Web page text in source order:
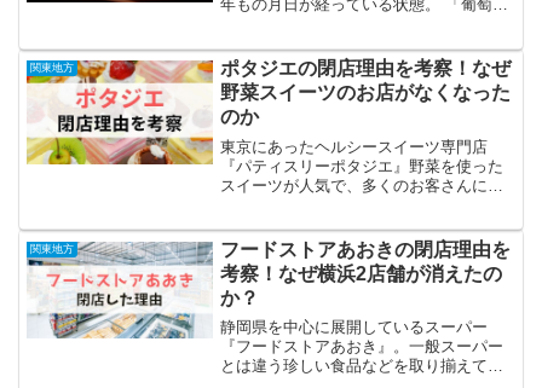
年もの月日が経っている状態。 「葡萄屋
といった疑問を持つ人も多いはず。当サ
イトが調...
関東地方
ポタジエの閉店理由を考察！なぜ
野菜スイーツのお店がなくなった
のか
東京にあったヘルシースイーツ専門店
『パティスリーポタジエ』野菜を使った
スイーツが人気で、多くのお客さんに愛
了」と公式ブログから閉店の告知が発表
されました。この情報を...
関東地方
フードストアあおきの閉店理由を
考察！なぜ横浜2店舗が消えたの
か？
静岡県を中心に展開しているスーパー
『フードストアあおき』。一般スーパー
とは違う珍しい食品などを取り揃えてお